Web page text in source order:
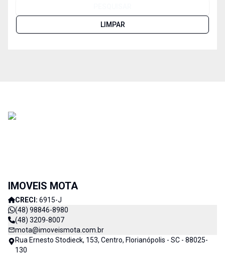
LIMPAR
IMOVEIS MOTA
CRECI: 6915-J
(48) 98846-8980
(48) 3209-8007
mota@imoveismota.com.br
Rua Ernesto Stodieck, 153, Centro, Florianópolis - SC - 88025-
130